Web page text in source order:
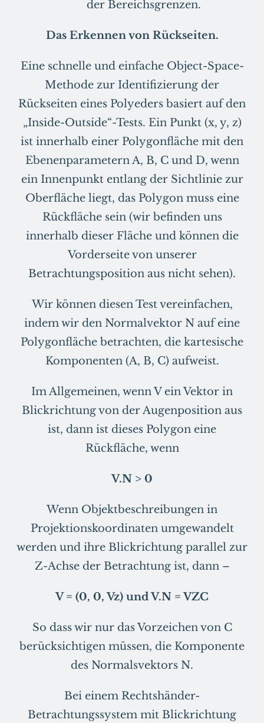
der Bereichsgrenzen.
Das Erkennen von Rückseiten.
Eine schnelle und einfache Object-Space-
Methode zur Identifizierung der
Rückseiten eines Polyeders basiert auf den
„Inside-Outside“-Tests. Ein Punkt (x, y, z)
ist innerhalb einer Polygonfläche mit den
Ebenenparametern A, B, C und D, wenn
ein Innenpunkt entlang der Sichtlinie zur
Oberfläche liegt, das Polygon muss eine
Rückfläche sein (wir befinden uns
innerhalb dieser Fläche und können die
Vorderseite von unserer
Betrachtungsposition aus nicht sehen).
Wir können diesen Test vereinfachen,
indem wir den Normalvektor N auf eine
Polygonfläche betrachten, die kartesische
Komponenten (A, B, C) aufweist.
Im Allgemeinen, wenn V ein Vektor in
Blickrichtung von der Augenposition aus
ist, dann ist dieses Polygon eine
Rückfläche, wenn
V.N > 0
Wenn Objektbeschreibungen in
Projektionskoordinaten umgewandelt
werden und ihre Blickrichtung parallel zur
Z-Achse der Betrachtung ist, dann –
V = (0, 0, Vz) und V.N = VZC
So dass wir nur das Vorzeichen von C
berücksichtigen müssen, die Komponente
des Normalsvektors N.
Bei einem Rechtshänder-
Betrachtungssystem mit Blickrichtung